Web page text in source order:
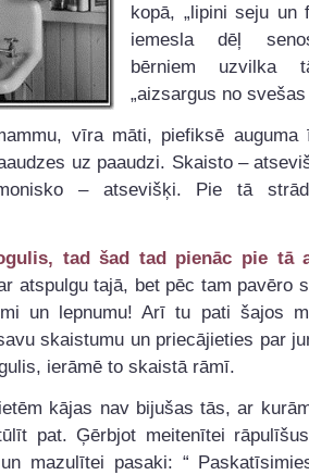
kopā, „lipini seju un
iemesla dēļ
bērniem uzvilka
„aizsargus no
vīra māti, piefiksē auguma
uz paaudzi. Skaisto –
– atsevišķi. Pie tā
tad šad tad pienāc pie tā
atspulgu tajā, bet pēc tam pavēro
un lepnumu! Arī tu pati šajos
skaistumu un priecājieties par
ierāmē to skaistā rāmī.
kājas nav bijušas tās, ar
pat. Ģērbjot meitenītei
mazulītei pasaki: “